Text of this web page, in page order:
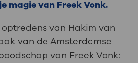
magie van Freek Vonk.
van Hakim van
van de Amsterdamse
van Freek Vonk: